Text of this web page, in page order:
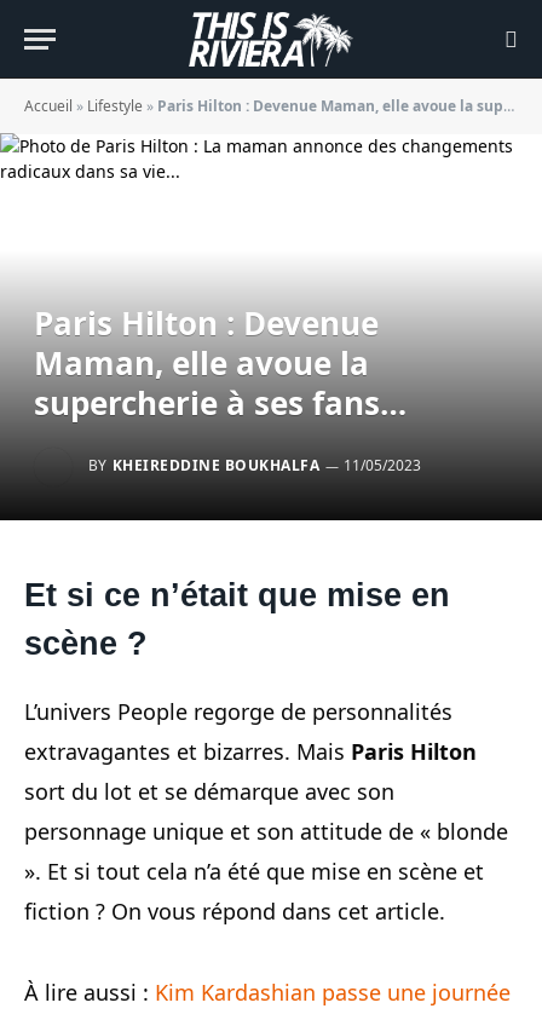
Accueil » Lifestyle » Paris Hilton : Devenue Maman, elle avoue la supercherie à ses fans…
Paris Hilton : Devenue
Maman, elle avoue la
supercherie à ses fans…
BY KHEIREDDINE BOUKHALFA 11/05/2023
Et si ce n’était que mise en
scène ?
L’univers People regorge de personnalités
extravagantes et bizarres. Mais Paris Hilton
sort du lot et se démarque avec son
personnage unique et son attitude de « blonde
». Et si tout cela n’a été que mise en scène et
fiction ? On vous répond dans cet article.
À lire aussi : Kim Kardashian passe une journée